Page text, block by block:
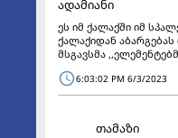
ადამიანი
ეს იმ ქალაქში იმ
ქალაქიდან
მსგავსმა
6:03:02 PM 6/3/2023
თამაზი